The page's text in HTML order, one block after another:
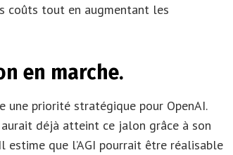
coûts tout en augmentant les
en marche.
une priorité stratégique pour OpenAI.
déjà atteint ce jalon grâce à son
que l’AGI pourrait être réalisable